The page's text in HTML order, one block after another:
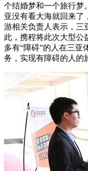
个结婚梦和一个旅行梦
亚没有看大海就回来了
游相关负责人表示，三
此，携程将此次大型公
多有“障碍”的人在三亚
务，实现有障碍的人的